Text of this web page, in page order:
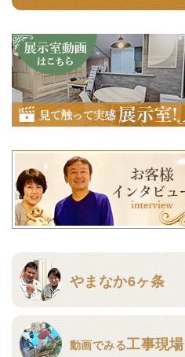
やまなか6ヶ条
動画でみる工事現場